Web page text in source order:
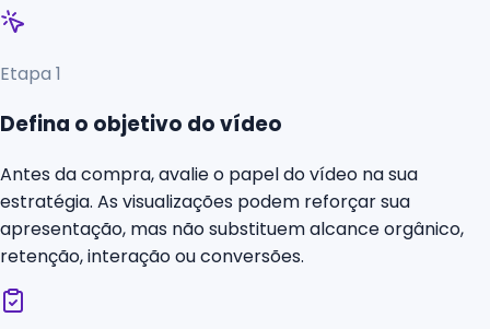
Etapa 1
Defina o objetivo do vídeo
Antes da compra, avalie o papel do vídeo na sua
estratégia. As visualizações podem reforçar sua
apresentação, mas não substituem alcance orgânico,
retenção, interação ou conversões.